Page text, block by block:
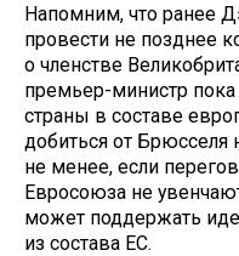
Напомним, что ранее
провести не позднее
о членстве
премьер-министр пока
страны в составе
добиться от
не менее, если
Евросоюза не
может поддержать
из состава ЕС.